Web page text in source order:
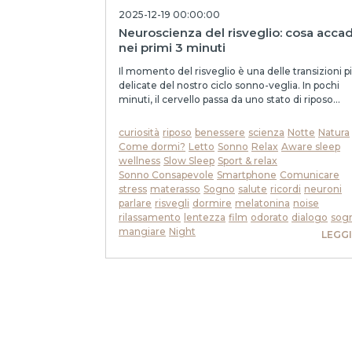
2025-12-19 00:00:00
Neuroscienza del risveglio: cosa
nei primi 3 minuti
Il momento del risveglio è una delle transizioni
delicate del nostro ciclo sonno-veglia. In pochi
minuti, il cervello passa da uno stato di riposo...
curiosità riposo benessere scienza Notte Natura
Come dormi? Letto Sonno Relax Aware sleep
wellness Slow Sleep Sport & relax
Sonno Consapevole Smartphone Comunicare
stress materasso Sogno salute ricordi neuroni
parlare risvegli dormire melatonina noise
rilassamento lentezza film odorato dialogo
mangiare Night LEGGI